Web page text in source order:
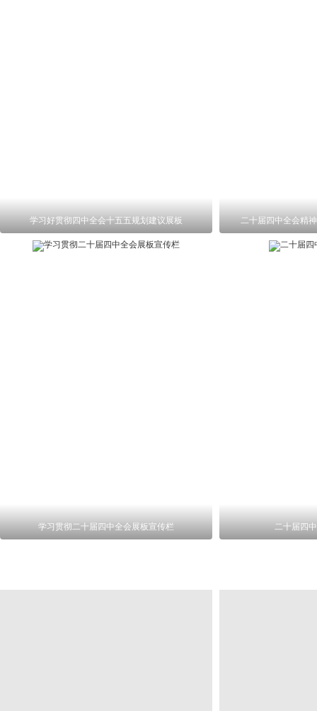
学习好贯彻四中全会十五五规划建议展板 二十届四中全会精
学习贯彻二十届四中全会展板宣传栏 二十届四